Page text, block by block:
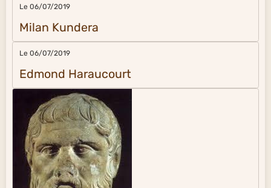
Le 06/07/2019
Milan Kundera
Le 06/07/2019
Edmond Haraucourt